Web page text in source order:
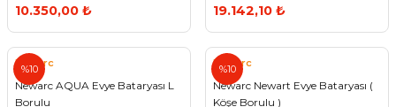
10.350,00 ₺ 19.142,10 ₺
%10
Newarc
Newarc AQUA Evye Bataryası L
Borulu
%10
Newarc
Newarc Newart Evye Bataryası (
Köşe Borulu )